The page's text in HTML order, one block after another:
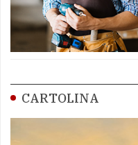
CARTOLINA